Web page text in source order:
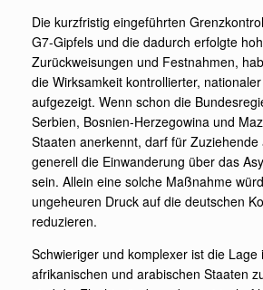
Die kurzfristig eingeführten
G7-Gipfels und die dadurch erfolgte
Zurückweisungen und Festnahmen,
die Wirksamkeit kontrollierter,
aufgezeigt. Wenn schon die
Serbien, Bosnien-Herzegowina und
Staaten anerkennt, darf für Zuziehende
generell die Einwanderung über das
sein. Allein eine solche Maßnahme
ungeheuren Druck auf die deutschen
reduzieren.
Schwieriger und komplexer ist die Lage
afrikanischen und arabischen Staaten